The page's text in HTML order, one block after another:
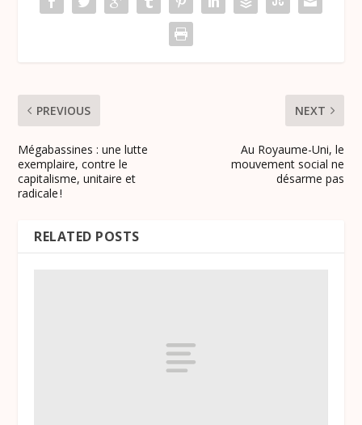
PREVIOUS
Mégabassines : une lutte
exemplaire, contre le
capitalisme, unitaire et
radicale !
NEXT
Au Royaume-Uni, le
mouvement social ne
désarme pas
RELATED POSTS